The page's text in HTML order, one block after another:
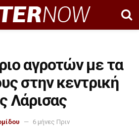
αγροτών με τα
στην κεντρική
Λάρισας
6 μήνες Πριν